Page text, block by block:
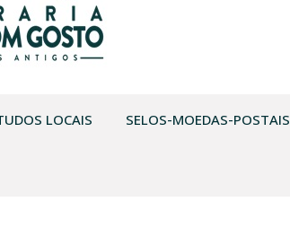
LOCAIS SELOS-MOEDAS-POSTAIS